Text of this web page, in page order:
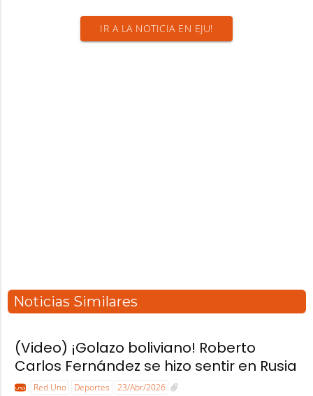
IR A LA NOTICIA EN EJU!
Noticias Similares
(Video) ¡Golazo boliviano! Roberto
Carlos Fernández se hizo sentir en Rusia
Red Uno Deportes 23/Abr/2026